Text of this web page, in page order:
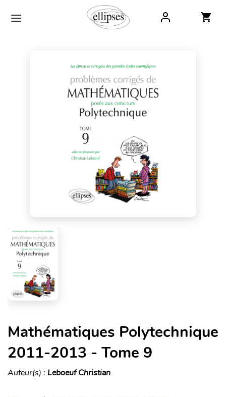
Mathématiques Polytechnique
2011-2013 - Tome 9
Auteur(s) : Leboeuf Christian